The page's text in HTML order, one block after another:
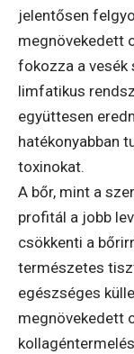
jelentősen
megnövekedett
fokozza a vesék
limfatikus
együttesen
hatékonyabban
toxinokat.
A bőr, mint a
profitál a jobb
csökkenti a
természetes
egészséges
megnövekedett